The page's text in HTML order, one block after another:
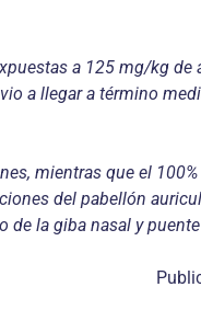
a 125 mg/kg
a llegar a término
mientras que el
del pabellón
de la giba nasal y